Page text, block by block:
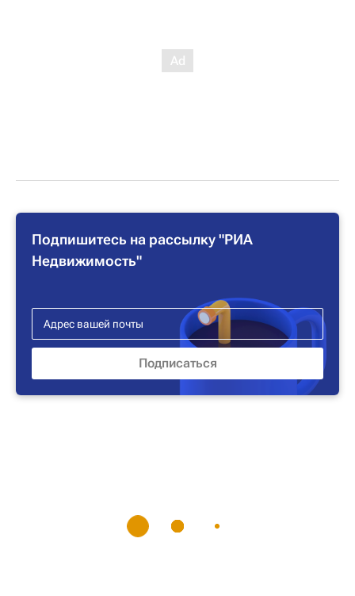
Подпишитесь на рассылку "РИА
Недвижимость"